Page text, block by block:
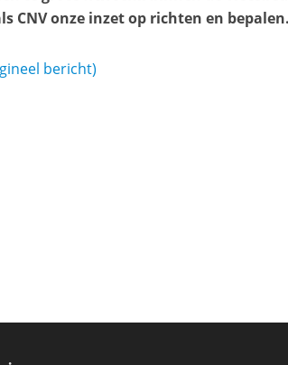
CNV onze inzet op richten en
bericht)